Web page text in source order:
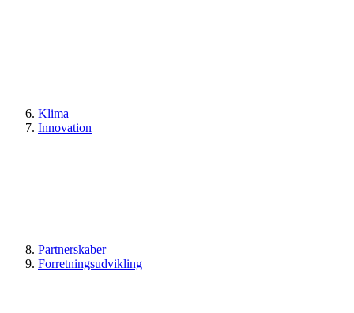
Klima
Innovation
Partnerskaber
Forretningsudvikling